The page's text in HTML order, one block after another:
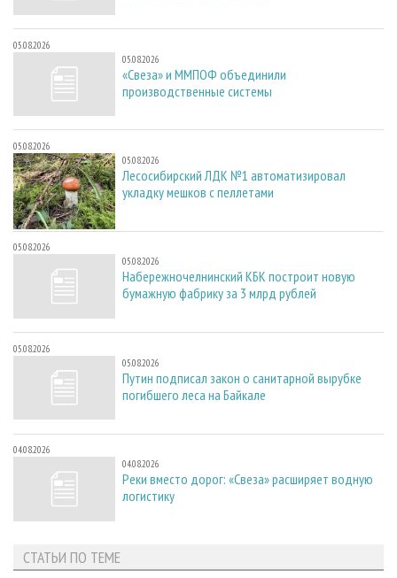
05.08.2026
05.08.2026
«Свеза» и ММПОФ объединили
производственные системы
05.08.2026
05.08.2026
Лесосибирский ЛДК №1 автоматизировал
укладку мешков с пеллетами
05.08.2026
05.08.2026
Набережночелнинский КБК построит новую
бумажную фабрику за 3 млрд рублей
05.08.2026
05.08.2026
Путин подписал закон о санитарной вырубке
погибшего леса на Байкале
04.08.2026
04.08.2026
Реки вместо дорог: «Свеза» расширяет водную
логистику
СТАТЬИ ПО ТЕМЕ